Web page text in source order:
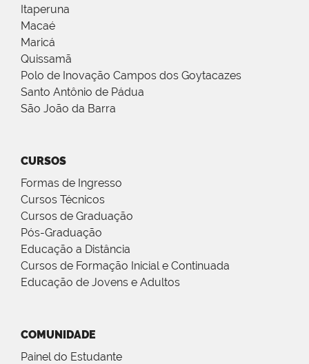
Itaperuna
Macaé
Maricá
Quissamã
Polo de Inovação Campos dos Goytacazes
Santo Antônio de Pádua
São João da Barra
CURSOS
Formas de Ingresso
Cursos Técnicos
Cursos de Graduação
Pós-Graduação
Educação a Distância
Cursos de Formação Inicial e Continuada
Educação de Jovens e Adultos
COMUNIDADE
Painel do Estudante